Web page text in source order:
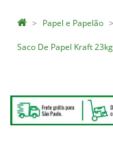
Papel e Papelão
Saco De Papel Kraft